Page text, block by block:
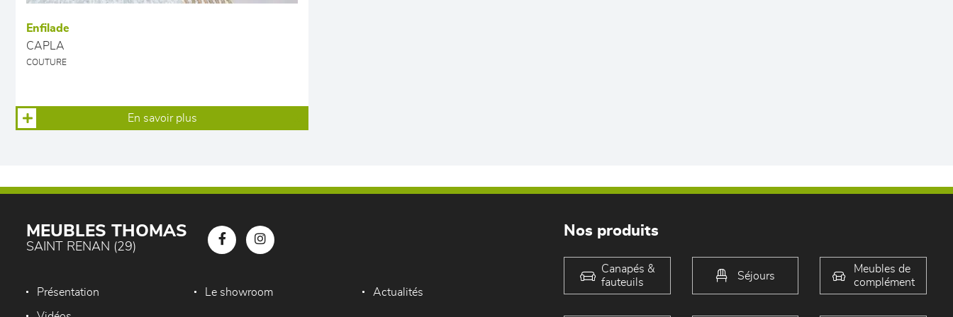
Enfilade
CAPLA
COUTURE
En savoir plus
MEUBLES THOMAS
SAINT RENAN (29)
Présentation Le showroom Actualités
Nos produits
Canapés &
fauteuils
Séjours
Meubles de
complément